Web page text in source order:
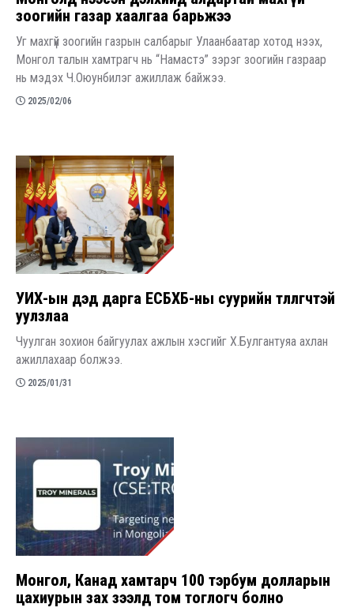
зоогийн газар хаалгаа барьжээ
Уг махгүй зоогийн газрын салбарыг Улаанбаатар хотод нээх,
Монгол талын хамтрагч нь “Намастэ” зэрэг зоогийн газраар
нь мэдэх Ч.Оюунбилэг ажиллаж байжээ.
2025/02/06
УИХ-ын дэд дарга ЕСБХБ-ны суурийн төлөөлөгчтэй
уулзлаа
Чуулган зохион байгуулах ажлын хэсгийг Х.Булгантуяа ахлан
ажиллахаар болжээ.
2025/01/31
Монгол, Канад хамтарч 100 тэрбум долларын
цахиурын зах зээлд том тоглогч болно